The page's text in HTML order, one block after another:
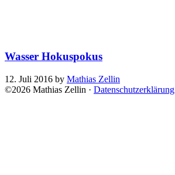
Wasser Hokuspokus
12. Juli 2016 by Mathias Zellin
©2026 Mathias Zellin · Datenschutzerklärung